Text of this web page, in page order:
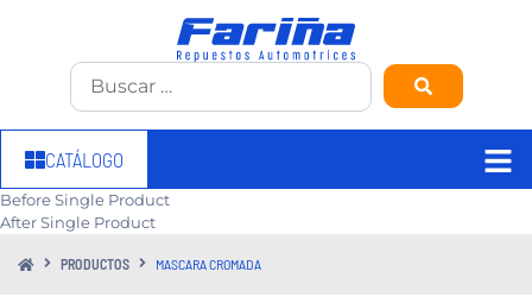
CATÁLOGO
Before Single Product
After Single Product
PRODUCTOS MASCARA CROMADA